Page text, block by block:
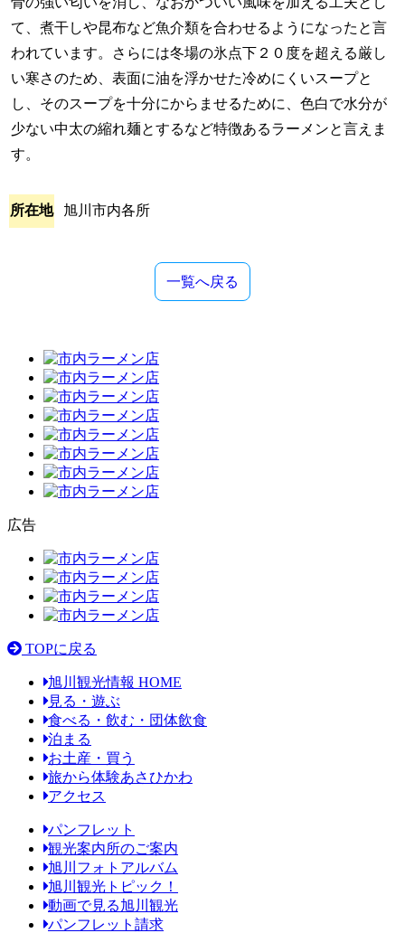
て、煮干しや昆布など魚介類を合わせるようになったと言
われています。さらには冬場の氷点下２０度を超える厳し
い寒さのため、表面に油を浮かせた冷めにくいスープと
し、そのスープを十分にからませるために、色白で水分が
少ない中太の縮れ麺とするなど特徴あるラーメンと言えま
す。
所在地 旭川市内各所
一覧へ戻る
広告
TOPに戻る
旭川観光情報 HOME
見る・遊ぶ
食べる・飲む・団体飲食
泊まる
お土産・買う
旅から体験あさひかわ
アクセス
パンフレット
観光案内所のご案内
旭川フォトアルバム
旭川観光トピック！
動画で見る旭川観光
パンフレット請求